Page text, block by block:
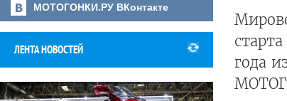
МОТОГОНКИ.РУ ВКонтакте
ЛЕНТА НОВОСТЕЙ
года